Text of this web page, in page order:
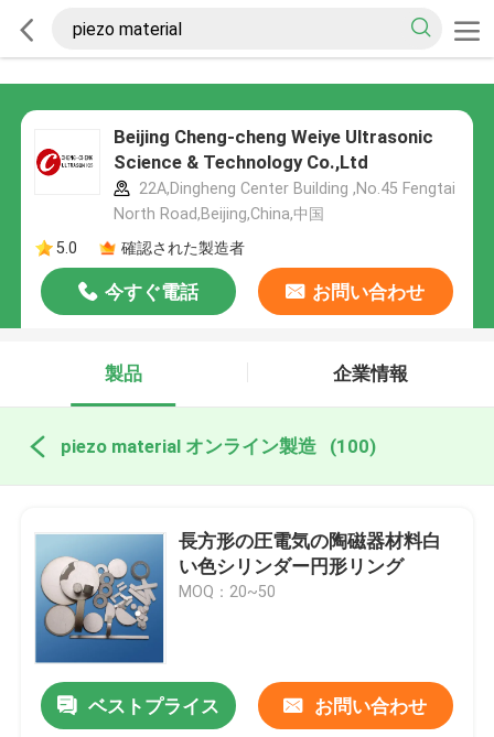
Beijing Cheng-cheng Weiye Ultrasonic
Science & Technology Co.,Ltd
22A,Dingheng Center Building ,No.45 Fengtai
North Road,Beijing,China,中国
5.0
確認された製造者
今すぐ電話 お問い合わせ
製品 企業情報
piezo material オンライン製造 (100)
長方形の圧電気の陶磁器材料白
い色シリンダー円形リング
MOQ：20~50
ベストプライス お問い合わせ